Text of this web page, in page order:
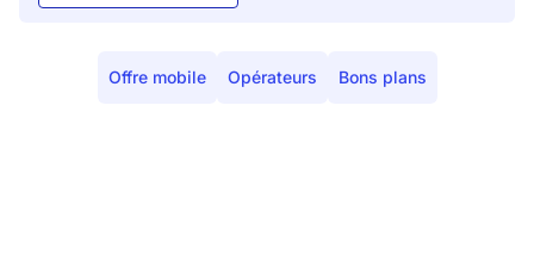
Offre mobile Opérateurs Bons plans